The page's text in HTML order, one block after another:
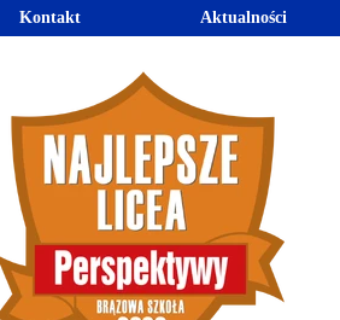
Aktualności
Kontakt